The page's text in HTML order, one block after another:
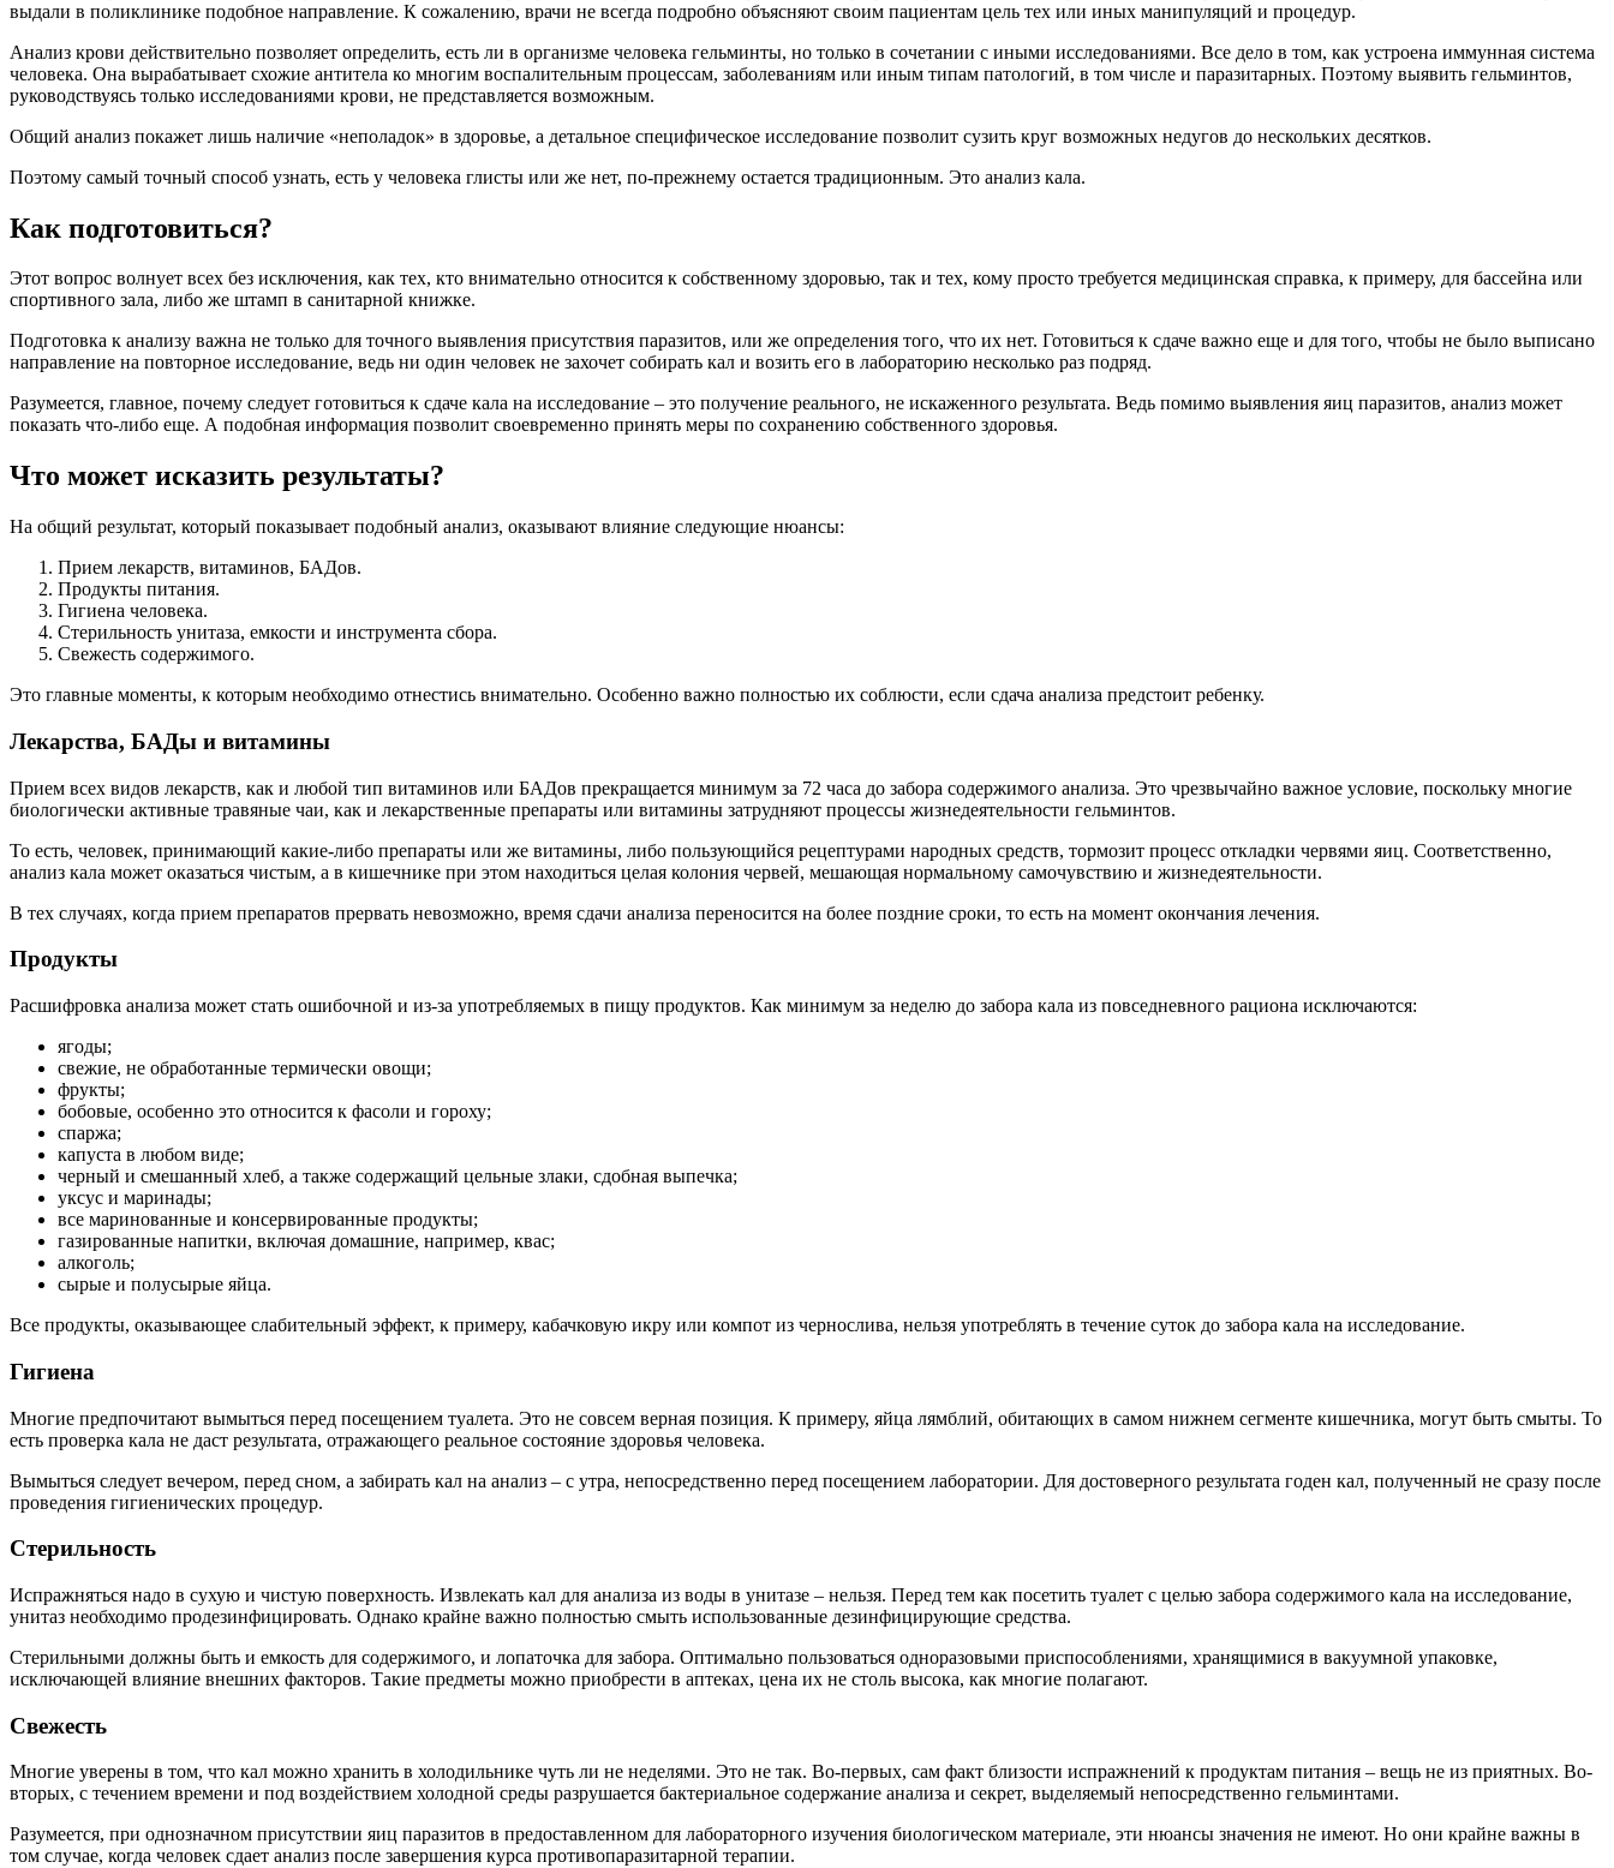
выдали в поликлинике подобное направление. К сожалению, врачи не всегда подробно объясняют своим пациентам цель тех или иных манипуляций и процедур.
Анализ крови действительно позволяет определить, есть ли в организме человека гельминты, но только в сочетании с иными исследованиями. Все дело в том, как устроена иммунная система
человека. Она вырабатывает схожие антитела ко многим воспалительным процессам, заболеваниям или иным типам патологий, в том числе и паразитарных. Поэтому выявить гельминтов,
руководствуясь только исследованиями крови, не представляется возможным.
Общий анализ покажет лишь наличие «неполадок» в здоровье, а детальное специфическое исследование позволит сузить круг возможных недугов до нескольких десятков.
Поэтому самый точный способ узнать, есть у человека глисты или же нет, по-прежнему остается традиционным. Это анализ кала.
Как подготовиться?
Этот вопрос волнует всех без исключения, как тех, кто внимательно относится к собственному здоровью, так и тех, кому просто требуется медицинская справка, к примеру, для бассейна или
спортивного зала, либо же штамп в санитарной книжке.
Подготовка к анализу важна не только для точного выявления присутствия паразитов, или же определения того, что их нет. Готовиться к сдаче важно еще и для того, чтобы не было выписано
направление на повторное исследование, ведь ни один человек не захочет собирать кал и возить его в лабораторию несколько раз подряд.
Разумеется, главное, почему следует готовиться к сдаче кала на исследование – это получение реального, не искаженного результата. Ведь помимо выявления яиц паразитов, анализ может
показать что-либо еще. А подобная информация позволит своевременно принять меры по сохранению собственного здоровья.
Что может исказить результаты?
На общий результат, который показывает подобный анализ, оказывают влияние следующие нюансы:
Прием лекарств, витаминов, БАДов.
Продукты питания.
Гигиена человека.
Стерильность унитаза, емкости и инструмента сбора.
Свежесть содержимого.
Это главные моменты, к которым необходимо отнестись внимательно. Особенно важно полностью их соблюсти, если сдача анализа предстоит ребенку.
Лекарства, БАДы и витамины
Прием всех видов лекарств, как и любой тип витаминов или БАДов прекращается минимум за 72 часа до забора содержимого анализа. Это чрезвычайно важное условие, поскольку многие
биологически активные травяные чаи, как и лекарственные препараты или витамины затрудняют процессы жизнедеятельности гельминтов.
То есть, человек, принимающий какие-либо препараты или же витамины, либо пользующийся рецептурами народных средств, тормозит процесс откладки червями яиц. Соответственно,
анализ кала может оказаться чистым, а в кишечнике при этом находиться целая колония червей, мешающая нормальному самочувствию и жизнедеятельности.
В тех случаях, когда прием препаратов прервать невозможно, время сдачи анализа переносится на более поздние сроки, то есть на момент окончания лечения.
Продукты
Расшифровка анализа может стать ошибочной и из-за употребляемых в пищу продуктов. Как минимум за неделю до забора кала из повседневного рациона исключаются:
ягоды;
свежие, не обработанные термически овощи;
фрукты;
бобовые, особенно это относится к фасоли и гороху;
спаржа;
капуста в любом виде;
черный и смешанный хлеб, а также содержащий цельные злаки, сдобная выпечка;
уксус и маринады;
все маринованные и консервированные продукты;
газированные напитки, включая домашние, например, квас;
алкоголь;
сырые и полусырые яйца.
Все продукты, оказывающее слабительный эффект, к примеру, кабачковую икру или компот из чернослива, нельзя употреблять в течение суток до забора кала на исследование.
Гигиена
Многие предпочитают вымыться перед посещением туалета. Это не совсем верная позиция. К примеру, яйца лямблий, обитающих в самом нижнем сегменте кишечника, могут быть смыты. То
есть проверка кала не даст результата, отражающего реальное состояние здоровья человека.
Вымыться следует вечером, перед сном, а забирать кал на анализ – с утра, непосредственно перед посещением лаборатории. Для достоверного результата годен кал, полученный не сразу после
проведения гигиенических процедур.
Стерильность
Испражняться надо в сухую и чистую поверхность. Извлекать кал для анализа из воды в унитазе – нельзя. Перед тем как посетить туалет с целью забора содержимого кала на исследование,
унитаз необходимо продезинфицировать. Однако крайне важно полностью смыть использованные дезинфицирующие средства.
Стерильными должны быть и емкость для содержимого, и лопаточка для забора. Оптимально пользоваться одноразовыми приспособлениями, хранящимися в вакуумной упаковке,
исключающей влияние внешних факторов. Такие предметы можно приобрести в аптеках, цена их не столь высока, как многие полагают.
Свежесть
Многие уверены в том, что кал можно хранить в холодильнике чуть ли не неделями. Это не так. Во-первых, сам факт близости испражнений к продуктам питания – вещь не из приятных. Во-
вторых, с течением времени и под воздействием холодной среды разрушается бактериальное содержание анализа и секрет, выделяемый непосредственно гельминтами.
Разумеется, при однозначном присутствии яиц паразитов в предоставленном для лабораторного изучения биологическом материале, эти нюансы значения не имеют. Но они крайне важны в
том случае, когда человек сдает анализ после завершения курса противопаразитарной терапии.